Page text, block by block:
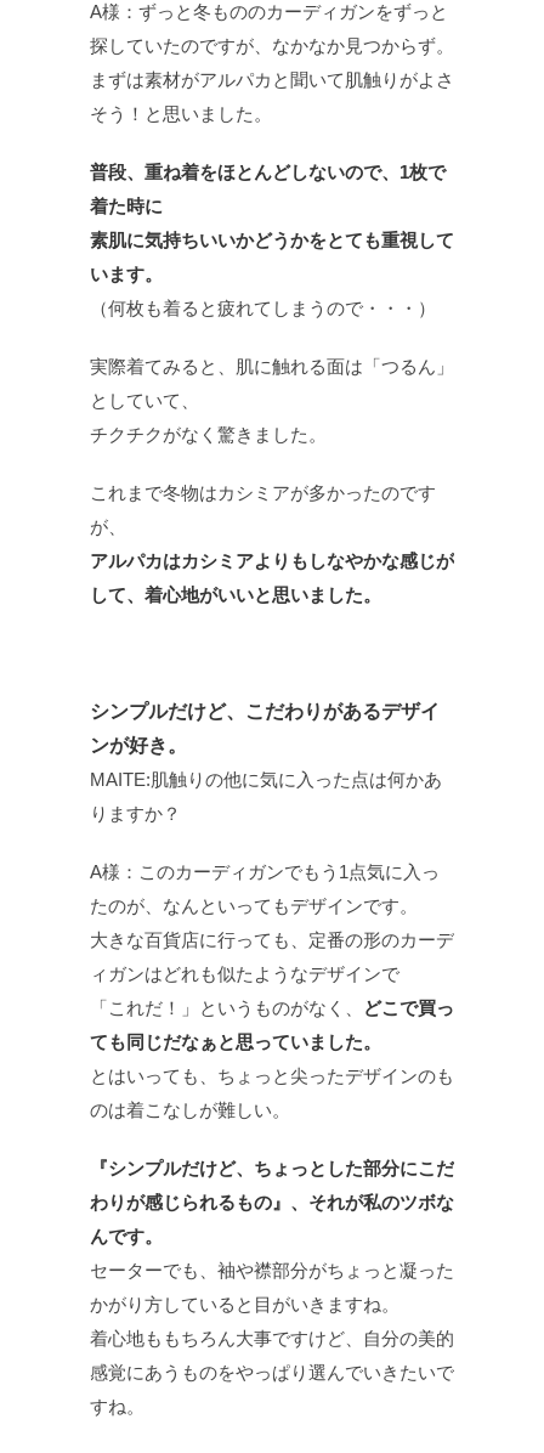
A様：ずっと冬もののカーディガンをずっと
探していたのですが、なかなか見つからず。
まずは素材がアルパカと聞いて肌触りがよさ
そう！と思いました。
普段、重ね着をほとんどしないので、1枚で
着た時に
素肌に気持ちいいかどうかをとても重視して
います。
（何枚も着ると疲れてしまうので・・・）
実際着てみると、肌に触れる面は「つるん」
としていて、
チクチクがなく驚きました。
これまで冬物はカシミアが多かったのです
が、
アルパカはカシミアよりもしなやかな感じが
して、着心地がいいと思いました。
シンプルだけど、こだわりがあるデザイ
ンが好き。
MAITE:肌触りの他に気に入った点は何かあ
りますか？
A様：このカーディガンでもう1点気に入っ
たのが、なんといってもデザインです。
大きな百貨店に行っても、定番の形のカーデ
ィガンはどれも似たようなデザインで
「これだ！」というものがなく、
どこで買っ
ても同じだなぁと思っていました。
とはいっても、ちょっと尖ったデザインのも
のは着こなしが難しい。
『シンプルだけど、ちょっとした部分にこだ
わりが感じられるもの』、それが私のツボな
んです。
セーターでも、袖や襟部分がちょっと凝った
かがり方していると目がいきますね。
着心地ももちろん大事ですけど、自分の美的
感覚にあうものをやっぱり選んでいきたいで
すね。